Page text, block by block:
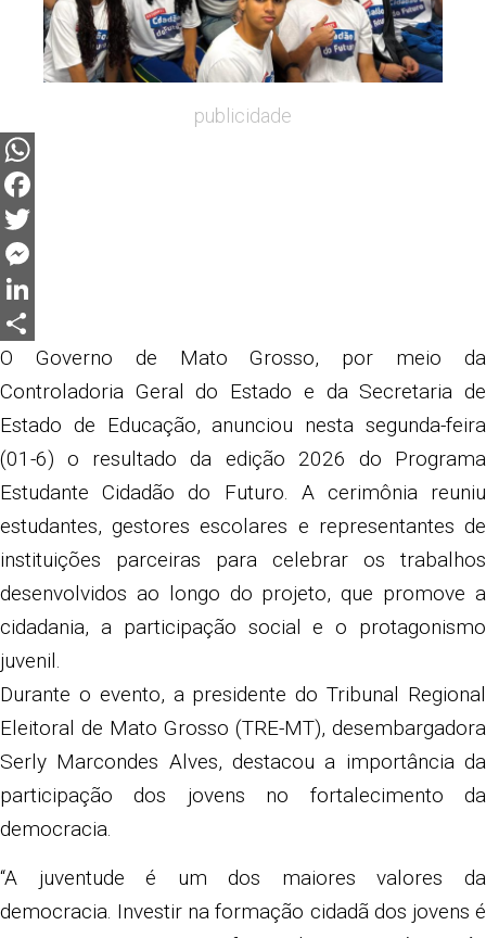
publicidade
WhatsApp
Facebook
Twitter
Messenger
LinkedIn
Share
O Governo de Mato Grosso, por meio da
Controladoria Geral do Estado e da Secretaria de
Estado de Educação, anunciou nesta segunda-feira
(01-6) o resultado da edição 2026 do Programa
Estudante Cidadão do Futuro. A cerimônia reuniu
estudantes, gestores escolares e representantes de
instituições parceiras para celebrar os trabalhos
desenvolvidos ao longo do projeto, que promove a
cidadania, a participação social e o protagonismo
juvenil.
Durante o evento, a presidente do Tribunal Regional
Eleitoral de Mato Grosso (TRE-MT), desembargadora
Serly Marcondes Alves, destacou a importância da
participação dos jovens no fortalecimento da
democracia.
“A juventude é um dos maiores valores da
democracia. Investir na formação cidadã dos jovens é